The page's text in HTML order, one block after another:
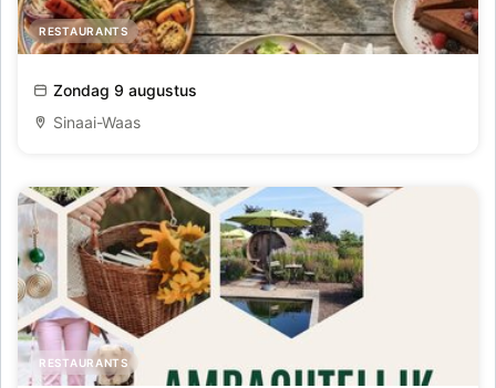
RESTAURANTS
Summer Barbecue
Zondag 9 augustus
Sinaai-Waas
RESTAURANTS